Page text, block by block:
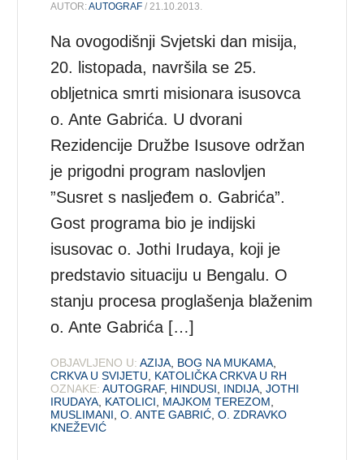
AUTOR:AUTOGRAF / 21.10.2013.
Na ovogodišnji Svjetski dan misija,
20. listopada, navršila se 25.
obljetnica smrti misionara isusovca
o. Ante Gabrića. U dvorani
Rezidencije Družbe Isusove održan
je prigodni program naslovljen
”Susret s nasljeđem o. Gabrića”.
Gost programa bio je indijski
isusovac o. Jothi Irudaya, koji je
predstavio situaciju u Bengalu. O
stanju procesa proglašenja blaženim
o. Ante Gabrića […]
OBJAVLJENO U: AZIJA, BOG NA MUKAMA,
CRKVA U SVIJETU, KATOLIČKA CRKVA U RH
OZNAKE: AUTOGRAF, HINDUSI, INDIJA,JOTHI
IRUDAYA, KATOLICI, MAJKOM TEREZOM,
MUSLIMANI,O. ANTE GABRIĆ,O. ZDRAVKO
KNEŽEVIĆ